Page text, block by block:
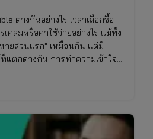
ต่างกันอย่างไร เวลาเลือกซื้อ
คลมหรือค่าใช้จ่ายอย่างไร แม้ทั้ง
หายส่วนแรก" เหมือนกัน แต่มี
แตกต่างกัน การทำความเข้าใจ